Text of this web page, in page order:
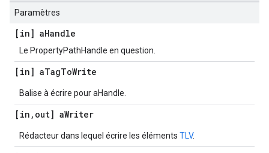
Paramètres
[in] aHandle
Le PropertyPathHandle en question.
[in] aTagToWrite
Balise à écrire pour aHandle.
[in , out] aWriter
Rédacteur dans lequel écrire les éléments TLV.